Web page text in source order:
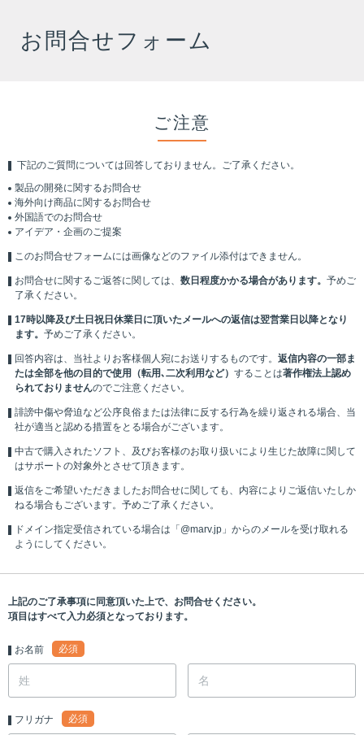
お問合せフォーム
ご注意
下記のご質問については回答しておりません。ご了承ください。
製品の開発に関するお問合せ
海外向け商品に関するお問合せ
外国語でのお問合せ
アイデア・企画のご提案
このお問合せフォームには画像などのファイル添付はできません。
お問合せに関するご返答に関しては、 数日程度かかる場合があります。 予めご
了承ください。
17時以降及び土日祝日休業日に頂いたメールへの返信は翌営業日以降となり
ます。 予めご了承ください。
回答内容は、当社よりお客様個人宛にお送りするものです。 返信内容の一部ま
たは全部を他の目的で使用（転用､二次利用など） することは著作権法上認め
られておりませんのでご注意ください。
誹謗中傷や脅迫など公序良俗または法律に反する行為を繰り返される場合、当
社が適当と認める措置をとる場合がございます。
中古で購入されたソフト、及びお客様のお取り扱いにより生じた故障に関して
はサポートの対象外とさせて頂きます。
返信をご希望いただきましたお問合せに関しても、内容によりご返信いたしか
ねる場合もございます。予めご了承ください。
ドメイン指定受信されている場合は「@marv.jp」からのメールを受け取れる
ようにしてください。
上記のご了承事項に同意頂いた上で、お問合せください。
項目はすべて入力必須となっております。
お名前 必須
フリガナ 必須